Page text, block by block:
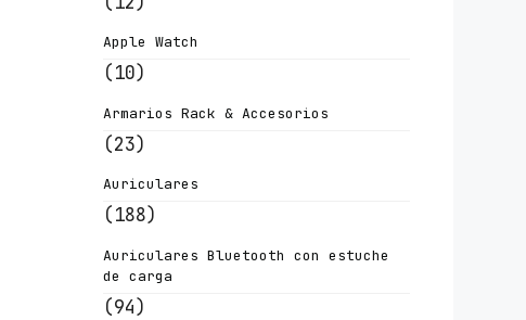
Apple Watch
(10)
Armarios Rack & Accesorios
(23)
Auriculares
(188)
Auriculares Bluetooth con estuche
de carga
(94)